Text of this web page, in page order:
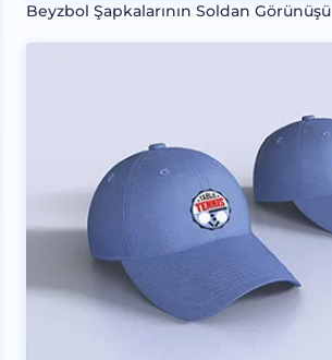
Beyzbol Şapkalarının Soldan Görünüşü